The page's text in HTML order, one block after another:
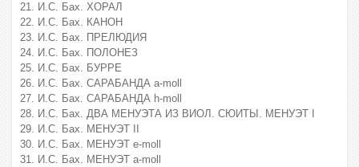
21. И.С. Бах. ХОРАЛ
22. И.С. Бах. КАНОН
23. И.С. Бах. ПРЕЛЮДИЯ
24. И.С. Бах. ПОЛОНЕЗ
25. И.С. Бах. БУРРЕ
26. И.С. Бах. САРАБАНДА a-moll
27. И.С. Бах. САРАБАНДА h-moll
28. И.С. Бах. ДВА МЕНУЭТА ИЗ ВИОЛ. СЮИТЫ. МЕНУЭТ I
29. И.С. Бах. МЕНУЭТ II
30. И.С. Бах. МЕНУЭТ e-moll
31. И.С. Бах. МЕНУЭТ a-moll